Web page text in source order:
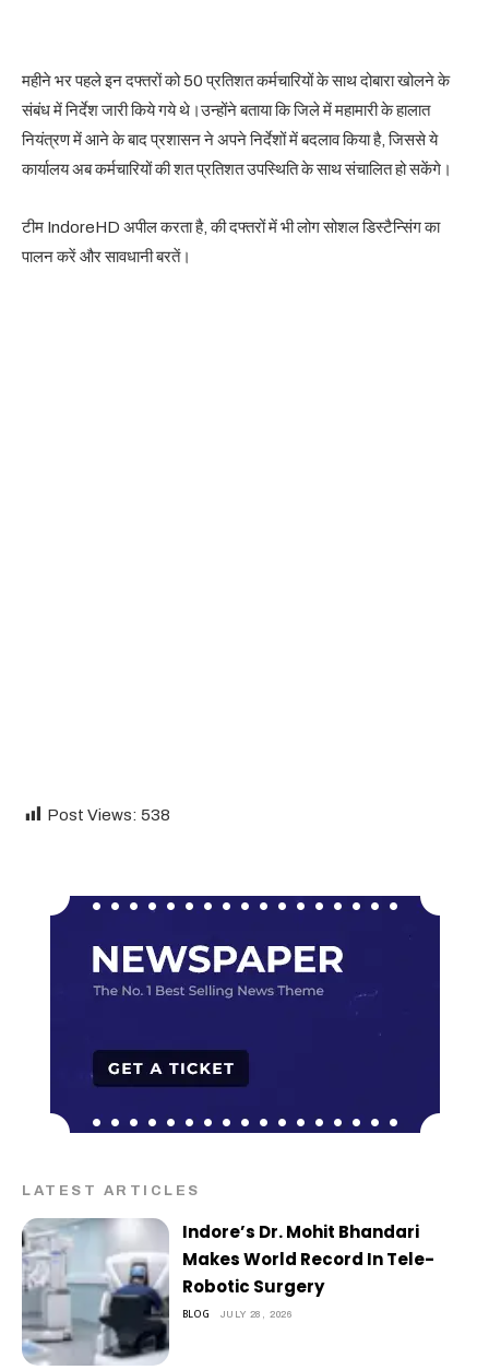
महीने भर पहले इन दफ्तरों को 50 प्रतिशत कर्मचारियों के साथ दोबारा खोलने के
संबंध में निर्देश जारी किये गये थे।उन्होंने बताया कि जिले में महामारी के हालात
नियंत्रण में आने के बाद प्रशासन ने अपने निर्देशों में बदलाव किया है, जिससे ये
कार्यालय अब कर्मचारियों की शत प्रतिशत उपस्थिति के साथ संचालित हो सकेंगे।
टीम IndoreHD अपील करता है, की दफ्तरों में भी लोग सोशल डिस्टैन्सिंग का
पालन करें और सावधानी बरतें।
Post Views: 538
LATEST ARTICLES
Indore’s Dr. Mohit Bhandari
Makes World Record In Tele-
Robotic Surgery
BLOG JULY 28, 2026